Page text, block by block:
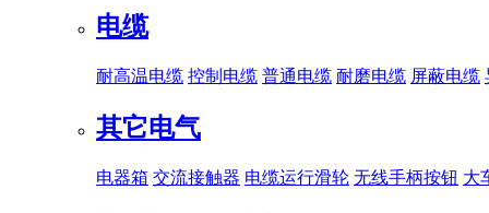
电缆
耐高温电缆 控制电缆 普通电缆 耐磨电缆 屏蔽电缆
其它电气
电器箱 交流接触器 电缆运行滑轮 无线手柄按钮 大